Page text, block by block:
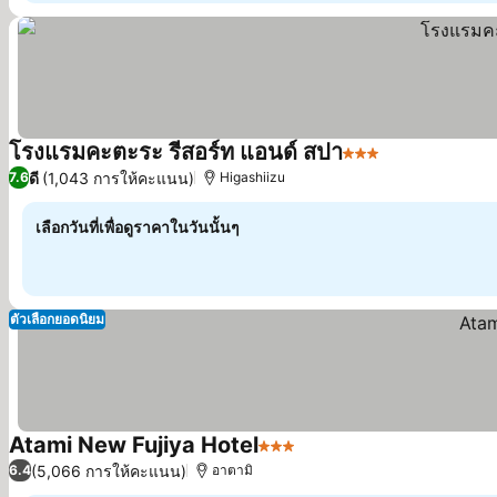
โรงแรมคะตะระ รีสอร์ท แอนด์ สปา3 ดาว
7.6ดี (1,043 การให้คะแนน) Higashiizu
เลือกวันที่เพื่อดูราคาในวันนั้นๆ
ตัวเลือกยอดนิยม
Atami New Fujiya Hotel3 ดาว
6.4(5,066 การให้คะแนน) อาตามิ